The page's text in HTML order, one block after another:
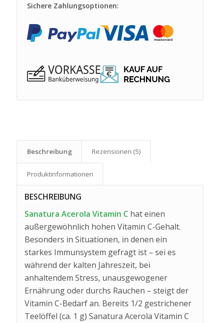
Sichere Zahlungsoptionen:
Beschreibung Rezensionen (5)
Produkt­informationen
BESCHREIBUNG
Sanatura Acerola Vitamin Chat einen
außergewöhnlich hohen Vitamin C-Gehalt.
Besonders in Situationen, in denen ein
starkes Immunsystem gefragt ist – sei es
während der kalten Jahreszeit, bei
anhaltendem Stress, unausgewogener
Ernährung oder durchs Rauchen – steigt der
Vitamin C-Bedarf an. Bereits 1/2 gestrichener
Teelöffel (ca. 1 g) Sanatura Acerola Vitamin C